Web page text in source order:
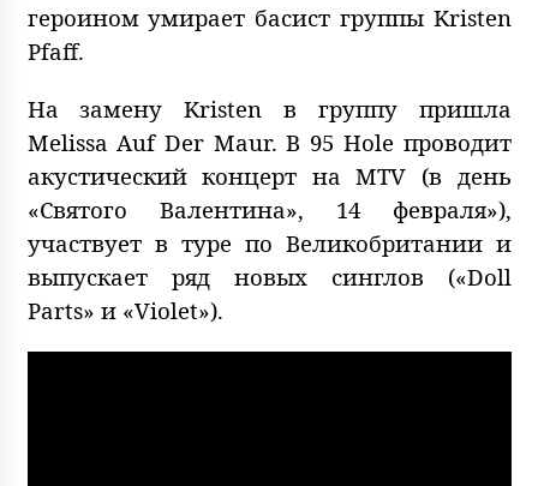
героином умирает басист группы Kristen
Pfaff.
На замену Kristen в группу пришла
Melissa Auf Der Maur. В 95 Hole проводит
акустический концерт на MTV (в день
«Святого Валентина», 14 февраля»),
участвует в туре по Великобритании и
выпускает ряд новых синглов («Doll
Parts» и «Violet»).